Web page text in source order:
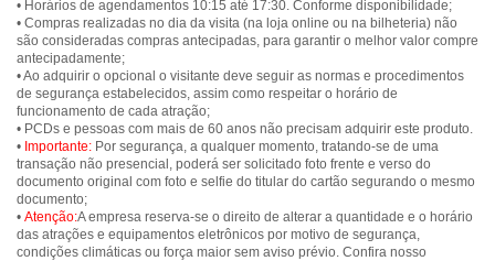
• Horários de agendamentos 10:15 até 17:30. Conforme disponibilidade;
• Compras realizadas no dia da visita (na loja online ou na bilheteria) não
são consideradas compras antecipadas, para garantir o melhor valor compre
antecipadamente;
• Ao adquirir o opcional o visitante deve seguir as normas e procedimentos
de segurança estabelecidos, assim como respeitar o horário de
funcionamento de cada atração;
• PCDs e pessoas com mais de 60 anos não precisam adquirir este produto.
• Importante: Por segurança, a qualquer momento, tratando-se de uma
transação não presencial, poderá ser solicitado foto frente e verso do
documento original com foto e selfie do titular do cartão segurando o mesmo
documento;
• Atenção:A empresa reserva-se o direito de alterar a quantidade e o horário
das atrações e equipamentos eletrônicos por motivo de segurança,
condições climáticas ou força maior sem aviso prévio. Confira nosso